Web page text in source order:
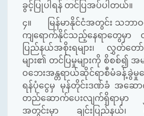
ခွင့်ပြုပါရန် တင်ပြအပ်ပါတယ်။
၄။ မြန်မာနိုင်ငံအတွင်း သဘာဝ
ကျရောက်နိုင်သည့်နေရာတွေမှာ
ပြည်နယ်အစိုးရများ၊ လွှတ်တ
များ၏ တင်ပြမှုများကို စိစစ်၍
ဝဘေးအန္တရာယ်ဆိုင်ရာစီမံခန့်ခွဲ
ရန်ပုံငွေမှ မုန်တိုင်းဒဏ်ခံ အဆေ
တည်ဆောက်ပေးလျက်ရှိရာမှာ
အတွင်းမှာ ချင်းပြည်နယ်၊ ရ